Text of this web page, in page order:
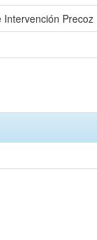
Intervención Precoz